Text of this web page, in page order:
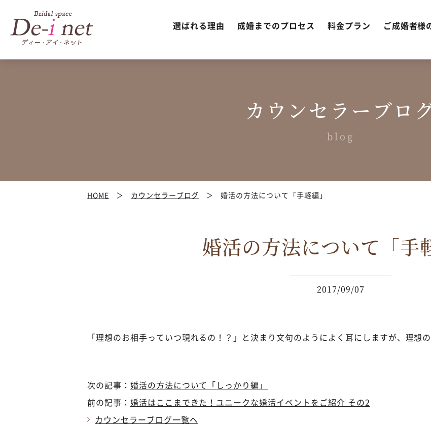
選ばれる理由 成婚までのプロセス 料金プラン ご成婚者様
カウンセラーブロ
blog
HOME カウンセラーブログ 婚活の方法について「手軽編」
婚活の方法について「手
2017/09/07
「理想のお相手っていつ現れるの！？」と決まり文句のようによく耳にしますが、理想
次の記事： 婚活の方法について「しっかり編」
前の記事： 婚活はここまできた！ユニークな婚活イベントをご紹介 その2
カウンセラーブログ一覧へ